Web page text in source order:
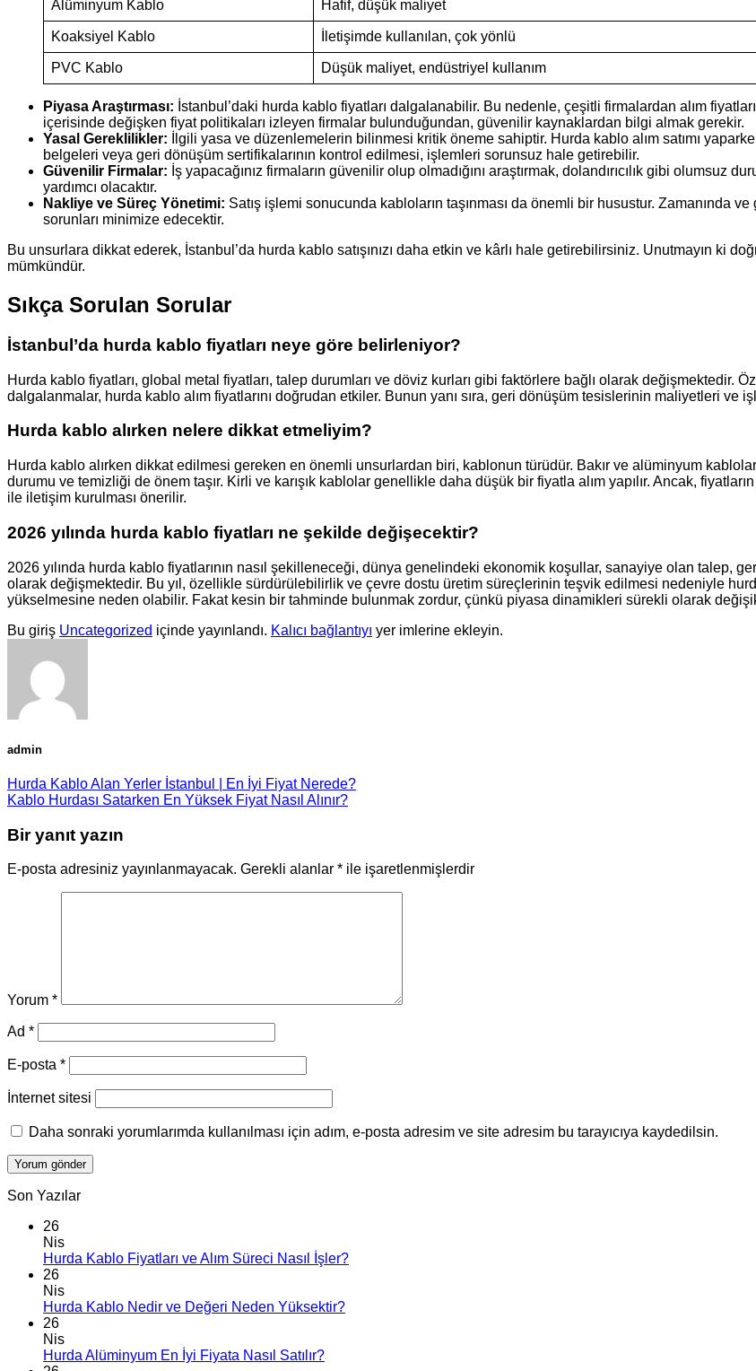
Alüminyum Kablo Hafif, düşük maliyet
Koaksiyel Kablo İletişimde kullanılan, çok yönlü
PVC Kablo Düşük maliyet, endüstriyel kullanım
Piyasa Araştırması: İstanbul’daki hurda kablo fiyatları dalgalanabilir. Bu nedenle, çeşitli firmalardan alım
içerisinde değişken fiyat politikaları izleyen firmalar bulunduğundan, güvenilir kaynaklardan bilgi almak gerekir.
Yasal Gereklilikler: İlgili yasa ve düzenlemelerin bilinmesi kritik öneme sahiptir. Hurda kablo alım satımı
belgeleri veya geri dönüşüm sertifikalarının kontrol edilmesi, işlemleri sorunsuz hale getirebilir.
Güvenilir Firmalar: İş yapacağınız firmaların güvenilir olup olmadığını araştırmak, dolandırıcılık gibi olumsuz
yardımcı olacaktır.
Nakliye ve Süreç Yönetimi: Satış işlemi sonucunda kabloların taşınması da önemli bir husustur. Zamanında
sorunları minimize edecektir.
Bu unsurlara dikkat ederek, İstanbul’da hurda kablo satışınızı daha etkin ve kârlı hale getirebilirsiniz. Unutmayın ki
mümkündür.
Sıkça Sorulan Sorular
İstanbul’da hurda kablo fiyatları neye göre belirleniyor?
Hurda kablo fiyatları, global metal fiyatları, talep durumları ve döviz kurları gibi faktörlere bağlı olarak değişmektedir.
dalgalanmalar, hurda kablo alım fiyatlarını doğrudan etkiler. Bunun yanı sıra, geri dönüşüm tesislerinin maliyetleri ve
Hurda kablo alırken nelere dikkat etmeliyim?
Hurda kablo alırken dikkat edilmesi gereken en önemli unsurlardan biri, kablonun türüdür. Bakır ve alüminyum
durumu ve temizliği de önem taşır. Kirli ve karışık kablolar genellikle daha düşük bir fiyatla alım yapılır. Ancak,
ile iletişim kurulması önerilir.
2026 yılında hurda kablo fiyatları ne şekilde değişecektir?
2026 yılında hurda kablo fiyatlarının nasıl şekilleneceği, dünya genelindeki ekonomik koşullar, sanayiye olan talep,
olarak değişmektedir. Bu yıl, özellikle sürdürülebilirlik ve çevre dostu üretim süreçlerinin teşvik edilmesi nedeniyle
yükselmesine neden olabilir. Fakat kesin bir tahminde bulunmak zordur, çünkü piyasa dinamikleri sürekli olarak
Bu giriş Uncategorized içinde yayınlandı. Kalıcı bağlantıyı yer imlerine ekleyin.
admin
Hurda Kablo Alan Yerler İstanbul | En İyi Fiyat Nerede?
Kablo Hurdası Satarken En Yüksek Fiyat Nasıl Alınır?
Bir yanıt yazın
E-posta adresiniz yayınlanmayacak. Gerekli alanlar * ile işaretlenmişlerdir
Yorum *
Ad *
E-posta *
İnternet sitesi
Daha sonraki yorumlarımda kullanılması için adım, e-posta adresim ve site adresim bu tarayıcıya kaydedilsin.
Son Yazılar
26
Nis
Hurda Kablo Fiyatları ve Alım Süreci Nasıl İşler?
26
Nis
Hurda Kablo Nedir ve Değeri Neden Yüksektir?
26
Nis
Hurda Alüminyum En İyi Fiyata Nasıl Satılır?